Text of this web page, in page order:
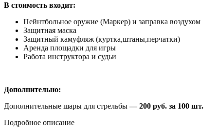
В стоимость входит:
Пейнтбольное оружие (Маркер) и заправка воздухом
Защитная маска
Защитный камуфляж (куртка,штаны,перчатки)
Аренда площадки для игры
Работа инструктора и судьи
Дополнительно:
Дополнительные шары для стрельбы— 200 руб. за 100 шт.
Подробное описание